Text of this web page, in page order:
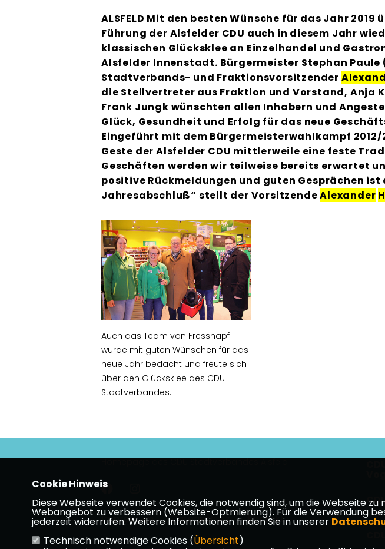
ALSFELD Mit den besten Wünsche für das Jahr 2019
Führung der Alsfelder CDU auch in diesem Jahr
klassischen Glücksklee an Einzelhandel und
Alsfelder Innenstadt. Bürgermeister Stephan Paule
Stadtverbands- und Fraktionsvorsitzender
die Stellvertreter aus Fraktion und Vorstand, Anja
Frank Jungk wünschten allen Inhabern und
Glück, Gesundheit und Erfolg für das neue
Eingeführt mit dem Bürgermeisterwahlkampf 2012/
Geste der Alsfelder CDU mittlerweile eine feste
Geschäften werden wir teilweise bereits erwartet
positive Rückmeldungen und guten Gesprächen ist
Jahresabschluß“ stellt der VorsitzendeAlexander
Auch das Team von Fressnapf
wurde mit guten Wünschen für das
neue Jahr bedacht und freute sich
über den Glücksklee des CDU-
Stadtverbandes.
Impressum Datenschutz Kontakt
Cookie Hinweis
Diese Webseite verwendet Cookies, die notwendig sind, um die Webseite
Webangebot zu verbessern (Website-Optmierung). Für die Verwendung
jederzeit widerrufen. Weitere Informationen finden Sie in unserer
Technisch notwendige Cookies (Übersicht)